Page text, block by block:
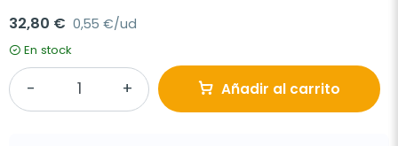
32,80 € 0,55 €/ud
En stock
Añadir al carrito